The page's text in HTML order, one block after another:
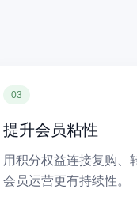
03
提升会员粘性
用积分权益连接复购、
会员运营更有持续性。